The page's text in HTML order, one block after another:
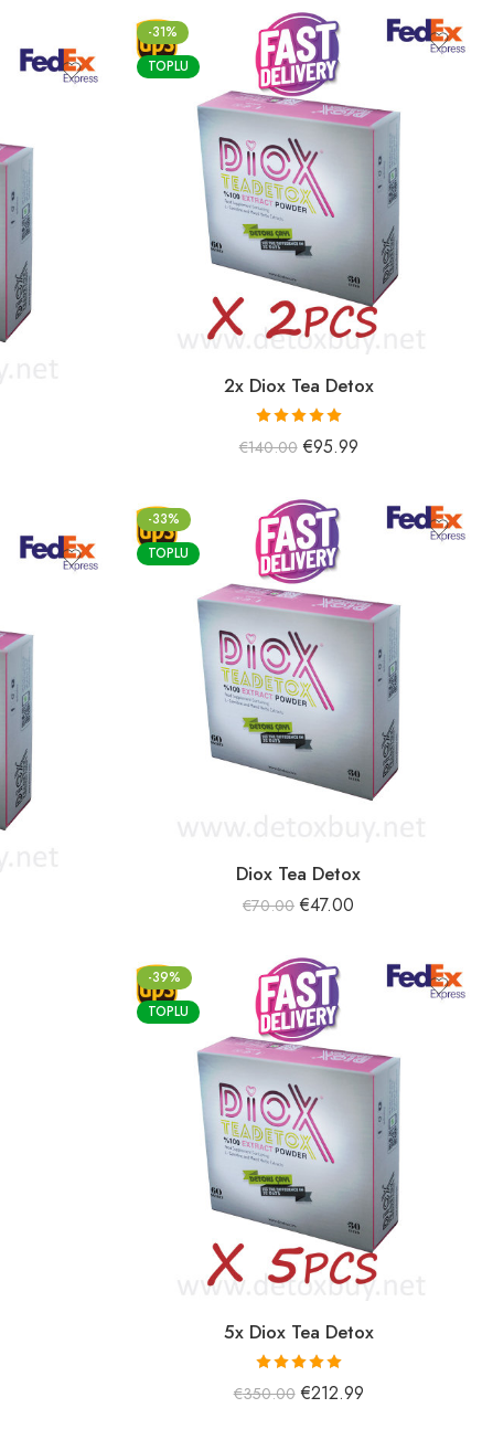
-31%
TOPLU
2x Diox Tea Detox
5 üzerinden
€140.00 €95.99
-33%
TOPLU
Diox Tea Detox
€70.00 €47.00
-39%
TOPLU
5x Diox Tea Detox
5 üzerinden
€350.00 €212.99